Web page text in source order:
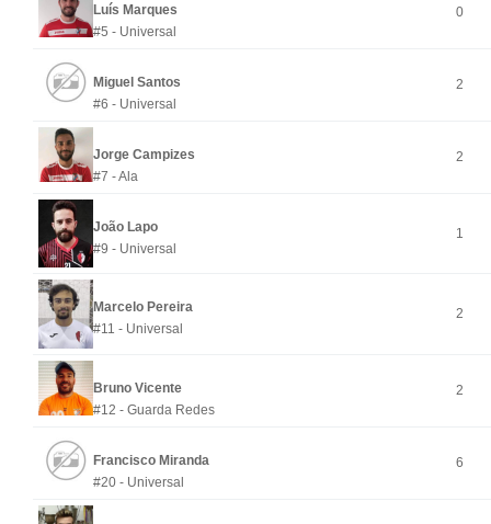
Luís Marques
#5 - Universal
0
Miguel Santos
#6 - Universal
2
Jorge Campizes
#7 - Ala
2
João Lapo
#9 - Universal
1
Marcelo Pereira
#11 - Universal
2
Bruno Vicente
#12 - Guarda Redes
2
Francisco Miranda
#20 - Universal
6